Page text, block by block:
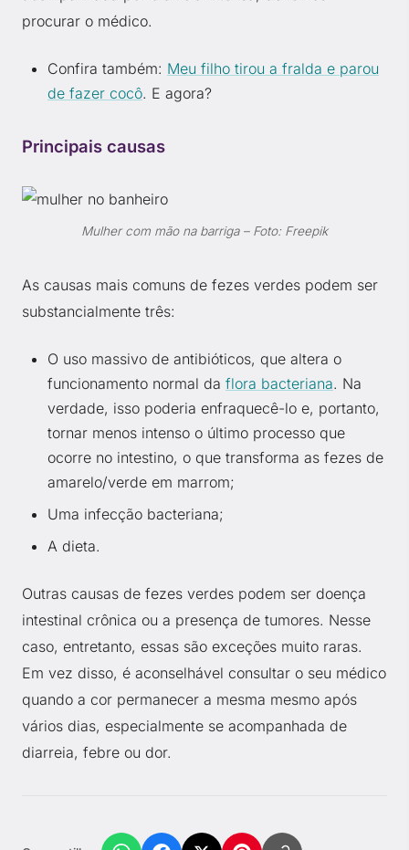
procurar o médico.
Confira também: Meu filho tirou a fralda e parou
de fazer cocô. E agora?
Principais causas
Mulher com mão na barriga – Foto: Freepik
As causas mais comuns de fezes verdes podem ser
substancialmente três:
O uso massivo de antibióticos, que altera o
funcionamento normal da flora bacteriana. Na
verdade, isso poderia enfraquecê-lo e, portanto,
tornar menos intenso o último processo que
ocorre no intestino, o que transforma as fezes de
amarelo/verde em marrom;
Uma infecção bacteriana;
A dieta.
Outras causas de fezes verdes podem ser doença
intestinal crônica ou a presença de tumores. Nesse
caso, entretanto, essas são exceções muito raras.
Em vez disso, é aconselhável consultar o seu médico
quando a cor permanecer a mesma mesmo após
vários dias, especialmente se acompanhada de
diarreia, febre ou dor.